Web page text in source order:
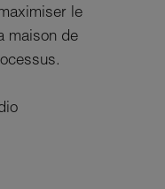
le
maison de